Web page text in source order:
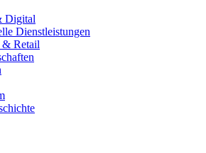
Digital
Dienstleistungen
& Retail